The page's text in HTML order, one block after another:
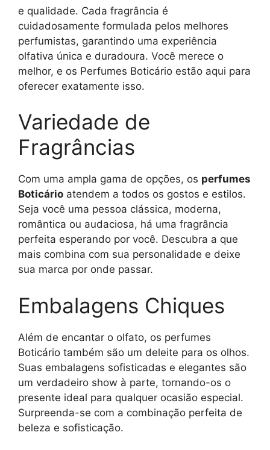
e qualidade. Cada fragrância é
cuidadosamente formulada pelos melhores
perfumistas, garantindo uma experiência
olfativa única e duradoura. Você merece o
melhor, e os Perfumes Boticário estão aqui para
oferecer exatamente isso.
Variedade de
Fragrâncias
Com uma ampla gama de opções, os perfumes
Boticário atendem a todos os gostos e estilos.
Seja você uma pessoa clássica, moderna,
romântica ou audaciosa, há uma fragrância
perfeita esperando por você. Descubra a que
mais combina com sua personalidade e deixe
sua marca por onde passar.
Embalagens Chiques
Além de encantar o olfato, os perfumes
Boticário também são um deleite para os olhos.
Suas embalagens sofisticadas e elegantes são
um verdadeiro show à parte, tornando-os o
presente ideal para qualquer ocasião especial.
Surpreenda-se com a combinação perfeita de
beleza e sofisticação.